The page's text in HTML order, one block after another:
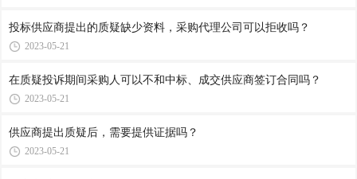
投标供应商提出的质疑缺少资料，采购代理公司可以拒收吗？
2023-05-21
在质疑投诉期间采购人可以不和中标、成交供应商签订合同吗？
2023-05-21
供应商提出质疑后，需要提供证据吗？
2023-05-21